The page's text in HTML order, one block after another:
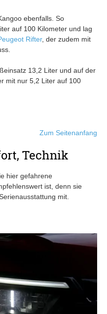
ebenfalls. So
auf 100 Kilometer und lag
Rifter, der zudem mit
13,2 Liter und auf der
mit nur 5,2 Liter auf 100
Zum Seitenanfang
Technik
hier gefahrene
ist, denn sie
mit.